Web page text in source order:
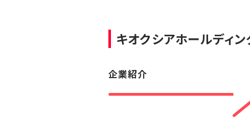
キオクシアホールディン
企業紹介